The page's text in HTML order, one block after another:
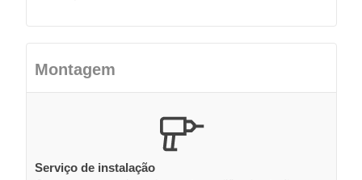
Montagem
Serviço de instalação